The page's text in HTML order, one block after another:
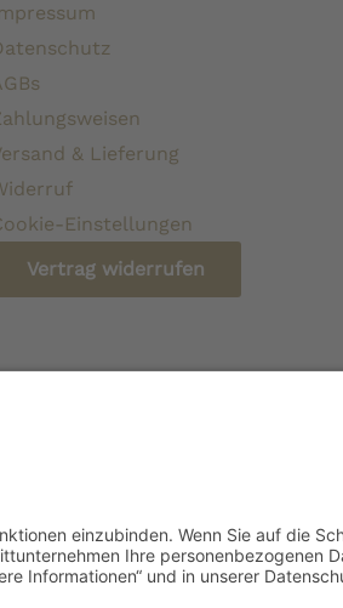
& Lieferung
Einstellungen
Vertrag widerrufen